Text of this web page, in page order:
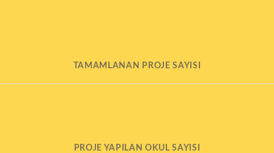
TAMAMLANAN PROJE SAYISI
PROJE YAPILAN OKUL SAYISI